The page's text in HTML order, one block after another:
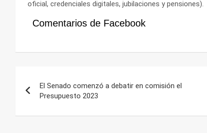
oficial, credenciales digitales, jubilaciones y pensiones).
Comentarios de Facebook
de
entradas
El Senado comenzó a debatir en comisión el
Presupuesto 2023